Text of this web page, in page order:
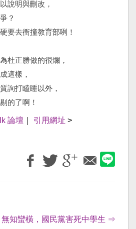
說明與刪改，
？
要去衝撞教育部咧！
杜正勝做的很爛，
這樣，
詢打瞌睡以外，
的了啊！
論壇 引用網址 >
無知蠻橫，國民黨害死中學生 ⇒